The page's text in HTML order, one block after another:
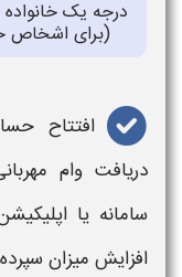
درجه یک خانواده
(برای اشخاص
افتتاح
دریافت وام
سامانه یا
افزایش میزان